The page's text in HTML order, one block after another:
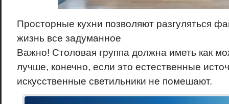
Просторные кухни позволяют разгуляться
жизнь все задуманное
Важно! Столовая группа должна иметь как
лучше, конечно, если это естественные
искусственные светильники не помешают.